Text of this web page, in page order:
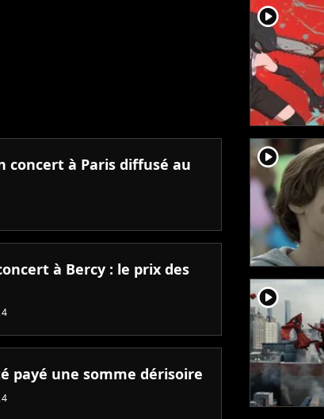
concert à Paris diffusé au
à Bercy : le prix des
payé une somme dérisoire
player2
player2
player2